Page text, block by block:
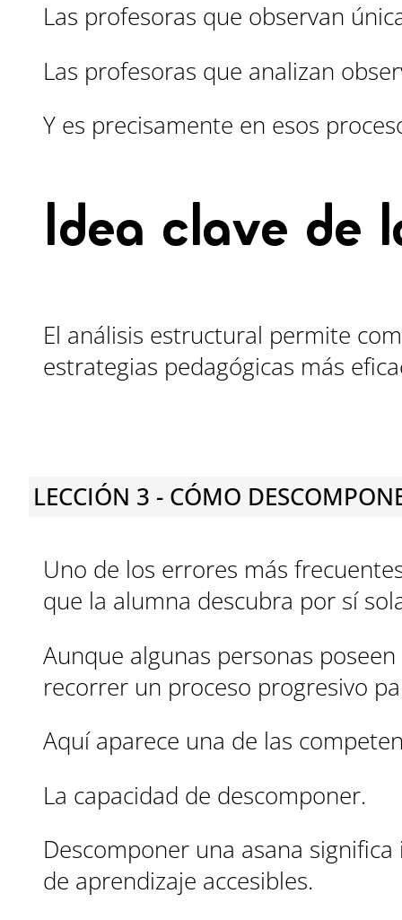
Las profesoras que observan
Las profesoras que analizan
Y es precisamente en esos
Idea clave de
El análisis estructural permite
estrategias pedagógicas más
LECCIÓN 3 - CÓMO
Uno de los errores más
que la alumna descubra por sí
Aunque algunas personas
recorrer un proceso progresivo
Aquí aparece una de las
La capacidad de descomponer.
Descomponer una asana
de aprendizaje accesibles.